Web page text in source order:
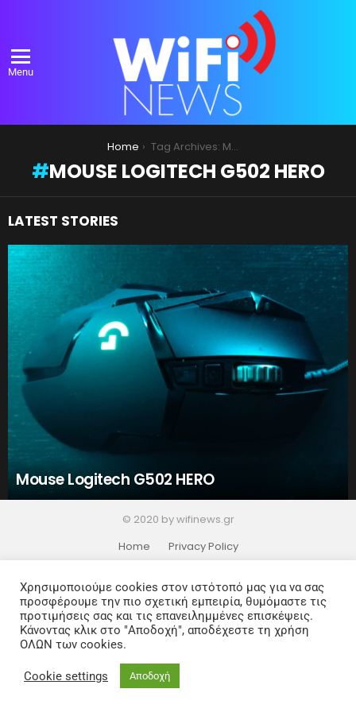
Menu
Home Tag Archives: Mouse Logitech G502 HERO
MOUSE LOGITECH G502 HERO
LATEST STORIES
Mouse Logitech G502 HERO
© 2020 by wifinews.gr
Home
Privacy Policy
Χρησιμοποιούμε cookies στον ιστότοπό μας για να σας
προσφέρουμε την πιο σχετική εμπειρία, θυμόμαστε τις
προτιμήσεις σας και τις επανειλημμένες επισκέψεις.
Κάνοντας κλικ στο "Αποδοχή", αποδέχεστε τη χρήση
ΟΛΩΝ των cookies.
Cookie settings Αποδοχή